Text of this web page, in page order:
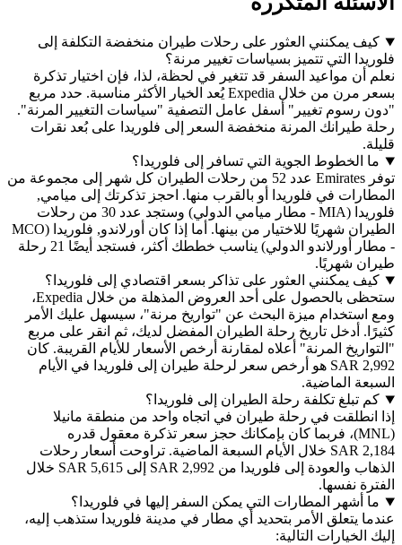
العثور على رحلات طيران منخفضة التكلفة إلى
التي تتميز بسياسات تغيير مرنة؟
مواعيد السفر قد تتغير في لحظة، لذا، فإن اختيار تذكرة
بسعر مرن من خلال Expedia يُعد الخيار الأكثر مناسبة. حدد مربع
تغيير" أسفل عامل التصفية "سياسات التغيير المرنة".
المرنة منخفضة السعر إلى فلوريدا على بُعد نقرات
الجوية التي تسافر إلى فلوريدا؟
توفر Emirates عدد 52 من رحلات الطيران كل شهر إلى مجموعة من
في فلوريدا أو بالقرب منها. احجز تذكرتك إلى ميامي,
فلوريدا (MIA - مطار ميامي الدولي) وستجد عدد 30 من رحلات
الطيران شهريًا للاختيار من بينها. أما إذا كان أورلاندو, فلوريدا (MCO
- مطار أورلاندو الدولي) يناسب خططك أكثر، فستجد أيضًا 21 رحلة
العثور على تذاكر بسعر اقتصادي إلى فلوريدا؟
ستحظى بالحصول على أحد العروض المذهلة من خلال Expedia،
ميزة البحث عن "تواريخ مرنة"، سيسهل عليك الأمر
تاريخ رحلة الطيران المفضل لديك، ثم انقر على مربع
المرنة" أعلاه لمقارنة أرخص الأسعار للأيام القريبة. كان
SAR 2,992 هو أرخص سعر لرحلة طيران إلى فلوريدا في الأيام
تكلفة رحلة الطيران إلى فلوريدا؟
في رحلة طيران في اتجاه واحد من منطقة مانيلا
(MNL)، فربما كان بإمكانك حجز سعر تذكرة معقول قدره
SAR 2,184 خلال الأيام السبعة الماضية. تراوحت أسعار رحلات
الذهاب والعودة إلى فلوريدا من SAR 2,992 إلى SAR 5,615 خلال
نفسها.
المطارات التي يمكن السفر إليها في فلوريدا؟
الأمر بتحديد أي مطار في مدينة فلوريدا ستذهب إليه،
التالية: